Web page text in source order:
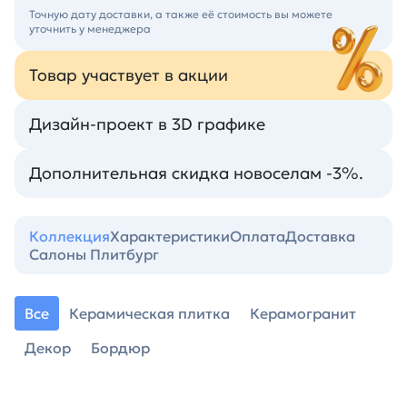
Точную дату доставки, а также её стоимость вы можете
уточнить у менеджера
Товар участвует в акции
Дизайн-проект в 3D графике
Дополнительная скидка новоселам -3%.
КоллекцияХарактеристикиОплатаДоставка
Салоны Плитбург
Все Керамическая плитка
Керамогранит
Декор
Бордюр